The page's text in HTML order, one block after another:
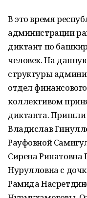
В это время
администрации
диктант по
человек. На
структуры
отдел
коллективом
диктанта. Пришли
Владислав
Рауфовной
Сирена
Нурулловна с
Рамида